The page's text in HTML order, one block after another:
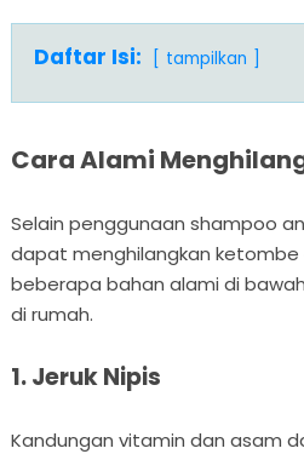
Daftar Isi: tampilkan
Cara Alami
Selain penggunaan shampoo
dapat menghilangkan
beberapa bahan alami di
di rumah.
1. Jeruk Nipis
Kandungan vitamin dan asam